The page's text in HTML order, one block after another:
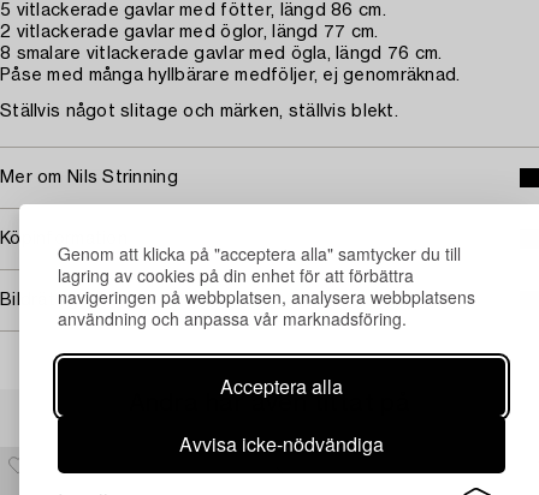
Genom att klicka på "acceptera alla" samtycker du till
lagring av cookies på din enhet för att förbättra
navigeringen på webbplatsen, analysera webbplatsens
användning och anpassa vår marknadsföring.
Acceptera alla
Avvisa icke-nödvändiga
5 vitlackerade gavlar med fötter, längd 86 cm.
2 vitlackerade gavlar med öglor, längd 77 cm.
8 smalare vitlackerade gavlar med ögla, längd 76 cm.
Påse med många hyllbärare medföljer, ej genomräknad.
Ställvis något slitage och märken, ställvis blekt.
Mer om Nils Strinning
Köpinformation
Bildrättigheter
Andra har även tittat på